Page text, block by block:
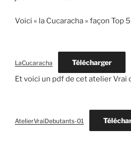
Voici « la Cucaracha » façon Top 5
LaCucaracha Télécharger
Et voici un pdf de cet atelier Vrai
AtelierVraiDebutants-01